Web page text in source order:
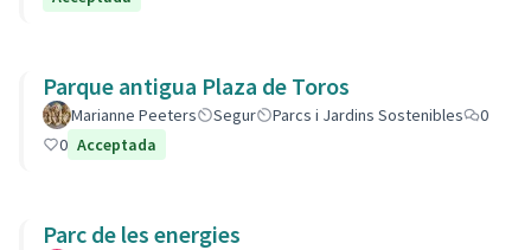
Parque antigua Plaza de Toros
Marianne Peeters Segur Parcs i Jardins Sostenibles
0
0 Acceptada
Parc de les energies